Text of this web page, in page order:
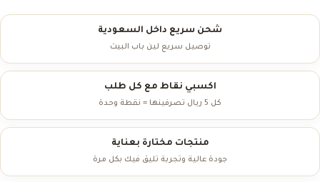
شحن سريع داخل السعودية
توصيل سريع لين باب البيت
اكسبي نقاط مع كل طلب
كل 5 ريال تصرفينها = نقطة وحدة
منتجات مختارة بعناية
جودة عالية وتجربة تليق فيك بكل مرة